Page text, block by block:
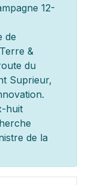
12-
de
&
du
Suprieur,
huit
re de la